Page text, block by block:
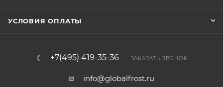
УСЛОВИЯ ОПЛАТЫ
+7(495) 419-35-36 ЗАКАЗАТЬ ЗВОНОК
info@globalfrost.ru